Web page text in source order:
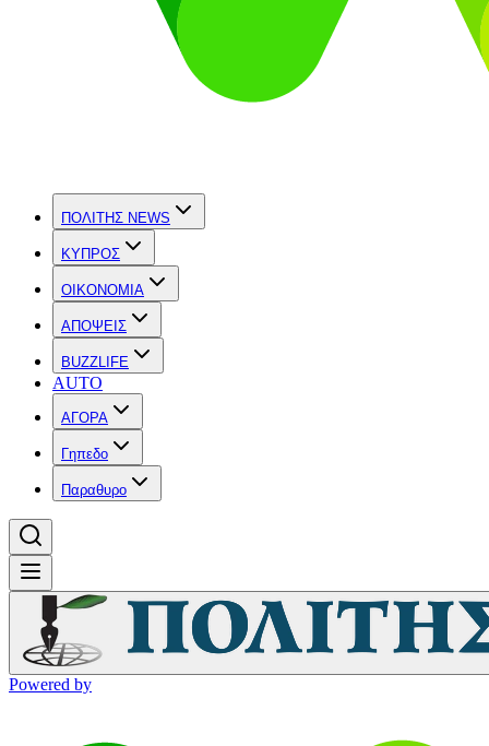
ΠΟΛΙΤΗΣ NEWS
ΚΥΠΡΟΣ
OIKONOMIA
ΑΠΟΨΕΙΣ
BUZZLIFE
AUTO
ΑΓΟΡΑ
Γηπεδο
Παραθυρο
Powered by